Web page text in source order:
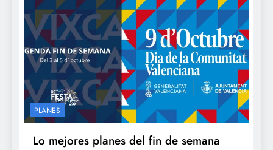
PLANES
Lo mejores planes del fin de semana